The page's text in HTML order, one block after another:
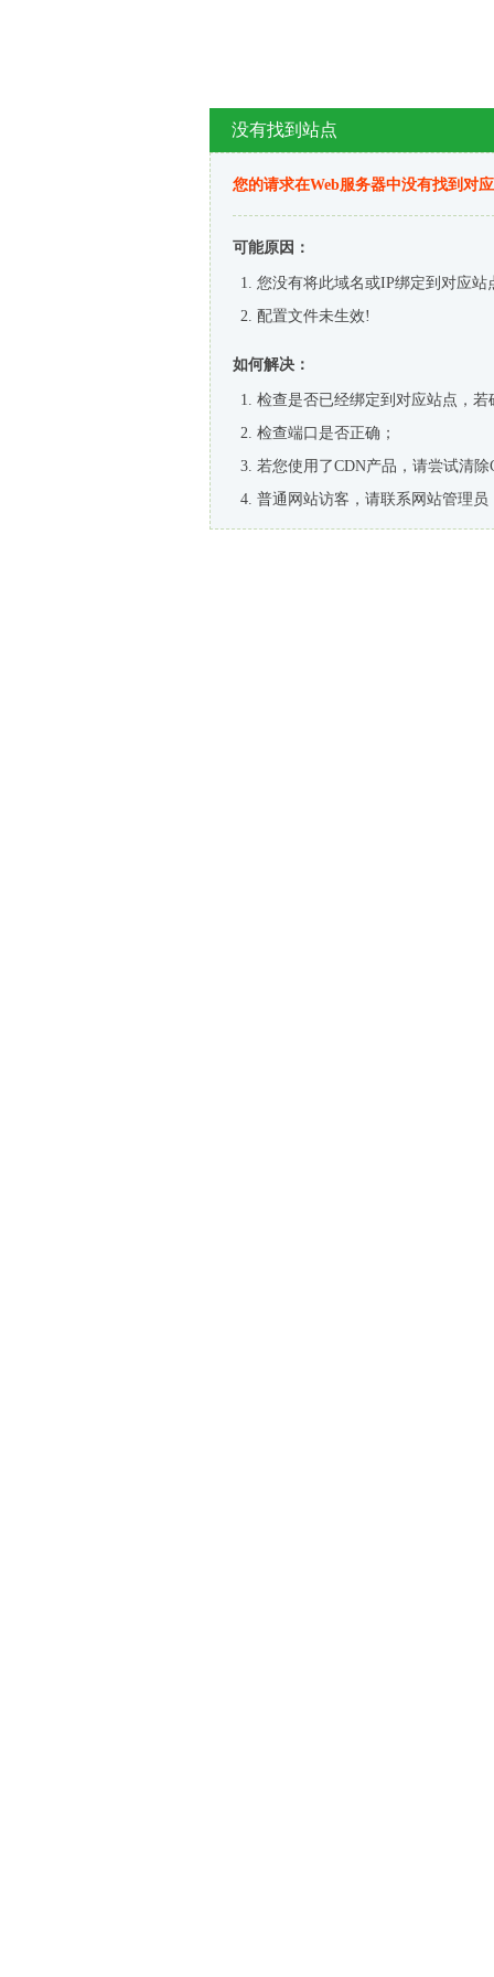
没有找到站点
您的请求在Web服务器中没有找到对
可能原因：
您没有将此域名或IP绑定到对应站
配置文件未生效!
如何解决：
检查是否已经绑定到对应站点，
检查端口是否正确；
若您使用了CDN产品，请尝试清除
普通网站访客，请联系网站管理员